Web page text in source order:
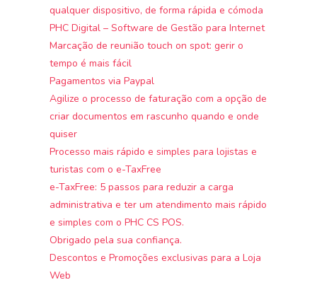
qualquer dispositivo, de forma rápida e cómoda
PHC Digital – Software de Gestão para Internet
Marcação de reunião touch on spot: gerir o
tempo é mais fácil
Pagamentos via Paypal
Agilize o processo de faturação com a opção de
criar documentos em rascunho quando e onde
quiser
Processo mais rápido e simples para lojistas e
turistas com o e-TaxFree
e-TaxFree: 5 passos para reduzir a carga
administrativa e ter um atendimento mais rápido
e simples com o PHC CS POS.
Obrigado pela sua confiança.
Descontos e Promoções exclusivas para a Loja
Web